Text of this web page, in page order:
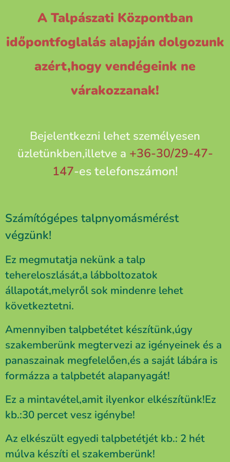
A Talpászati Központban
időpontfoglalás alapján dolgozunk
azért,hogy vendégeink ne
várakozzanak!
Bejelentkezni lehet személyesen
üzletünkben,illetve a +36-30/29-47-
147-es telefonszámon!
Számítógépes talpnyomásmérést
végzünk!
Ez megmutatja nekünk a talp
tehereloszlását,a lábboltozatok
állapotát,melyről sok mindenre lehet
következtetni.
Amennyiben talpbetétet készítünk,úgy
szakemberünk megtervezi az igényeinek és a
panaszainak megfelelően,és a saját lábára is
formázza a talpbetét alapanyagát!
Ez a mintavétel,amit ilyenkor elkészítünk!Ez
kb.:30 percet vesz igénybe!
Az elkészült egyedi talpbetétjét kb.: 2 hét
múlva készíti el szakemberünk!